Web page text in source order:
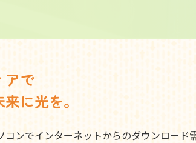
アで
に光を。
ンでインターネットからのダウンロード